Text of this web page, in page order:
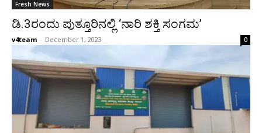
Fresh News
ಡಿ.3ರಂದು ಪುತ್ತೂರಿನಲ್ಲಿ ‘ನಾರಿ ಶಕ್ತಿ ಸಂಗಮ’
v4team - December 1, 2023 0